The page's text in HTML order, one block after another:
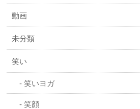
動画
未分類
笑い
笑いヨガ
笑顔